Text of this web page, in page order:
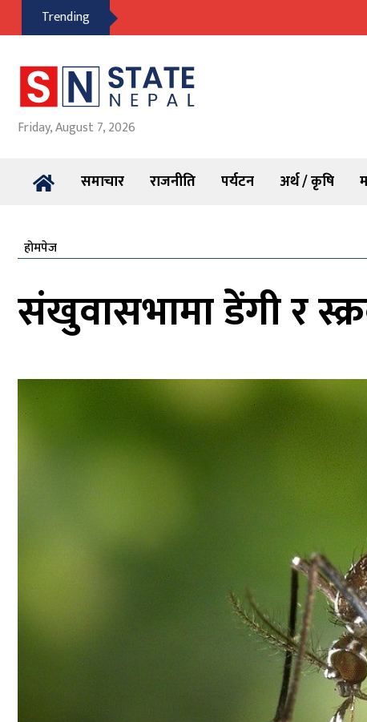
Trending
Friday, August 7, 2026
समाचार राजनीति पर्यटन अर्थ / कृषि
होमपेज
संखुवासभामा डेंगी र